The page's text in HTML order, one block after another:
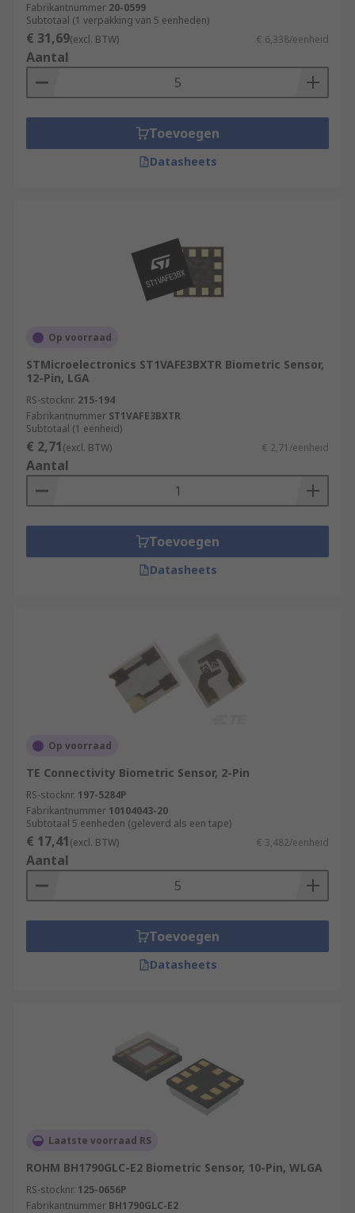
Fabrikantnummer 20-0599
Subtotaal (1 verpakking van 5 eenheden)
€ 31,69(excl. BTW) € 6,338/eenheid
Aantal
Toevoegen
Datasheets
Op voorraad
STMicroelectronics ST1VAFE3BXTR Biometric Sensor,
12-Pin, LGA
RS-stocknr. 215-194
Fabrikantnummer ST1VAFE3BXTR
Subtotaal (1 eenheid)
€ 2,71(excl. BTW) € 2,71/eenheid
Aantal
Toevoegen
Datasheets
Op voorraad
TE Connectivity Biometric Sensor, 2-Pin
RS-stocknr. 197-5284P
Fabrikantnummer 10104043-20
Subtotaal 5 eenheden (geleverd als een tape)
€ 17,41(excl. BTW) € 3,482/eenheid
Aantal
Toevoegen
Datasheets
Laatste voorraad RS
ROHM BH1790GLC-E2 Biometric Sensor, 10-Pin, WLGA
RS-stocknr. 125-0656P
Fabrikantnummer BH1790GLC-E2